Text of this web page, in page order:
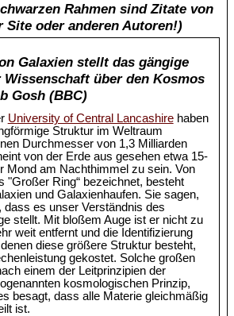
Rahmen sind Zitate von
Site oder anderen Autoren!)
Galaxien stellt das gängige
Wissenschaft über den Kosmos
Gosh (BBC)
University of Central Lancashirehaben
Struktur im Weltraum
Durchmesser von 1,3 Milliarden
von der Erde aus gesehen etwa 15-
Mond am Nachthimmel zu sein. Von
"Großer Ring“ bezeichnet, besteht
und Galaxienhaufen. Sie sagen,
es unser Verständnis des
stellt. Mit bloßem Auge ist er nicht zu
weit entfernt und die Identifizierung
diese größere Struktur besteht,
gekostet. Solche großen
einem der Leitprinzipien der
kosmologischen Prinzip,
besagt, dass alle Materie gleichmäßig
ist.